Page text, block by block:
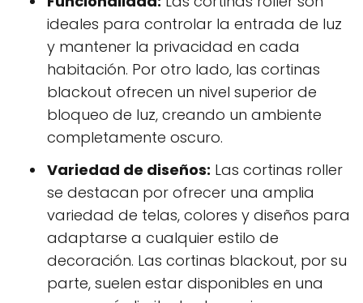
ideales para controlar la entrada de luz
y mantener la privacidad en cada
habitación. Por otro lado, las cortinas
blackout ofrecen un nivel superior de
bloqueo de luz, creando un ambiente
completamente oscuro.
Variedad de diseños: Las cortinas roller
se destacan por ofrecer una amplia
variedad de telas, colores y diseños para
adaptarse a cualquier estilo de
decoración. Las cortinas blackout, por su
parte, suelen estar disponibles en una